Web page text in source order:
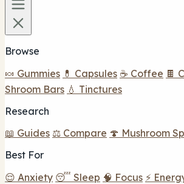
Browse
🍬 Gummies 💊 Capsules ☕ Coffee 🍫
Shroom Bars 💧 Tinctures
Research
📖 Guides ⚖️ Compare 🍄 Mushroom
Best For
😌 Anxiety 😴 Sleep 🧠 Focus ⚡